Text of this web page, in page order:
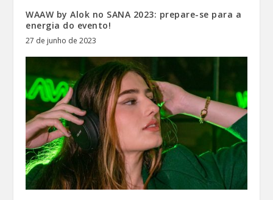
WAAW by Alok no SANA 2023: prepare-se para a
energia do evento!
27 de junho de 2023